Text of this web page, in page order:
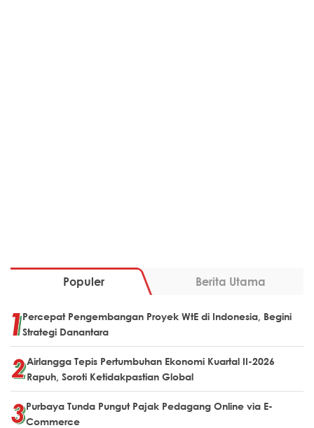
Populer Berita Utama
Percepat Pengembangan Proyek WtE di Indonesia, Begini
Strategi Danantara
Airlangga Tepis Pertumbuhan Ekonomi Kuartal II-2026
Rapuh, Soroti Ketidakpastian Global
Purbaya Tunda Pungut Pajak Pedagang Online via E-
Commerce